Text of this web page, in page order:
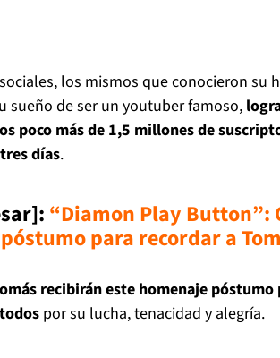
los mismos que conocieron su
sueño de ser un youtuber famoso,
poco más de 1,5 millones de
días.
: “Diamon Play Button”:
para recordar a
recibirán este homenaje póstumo
por su lucha, tenacidad y alegría.